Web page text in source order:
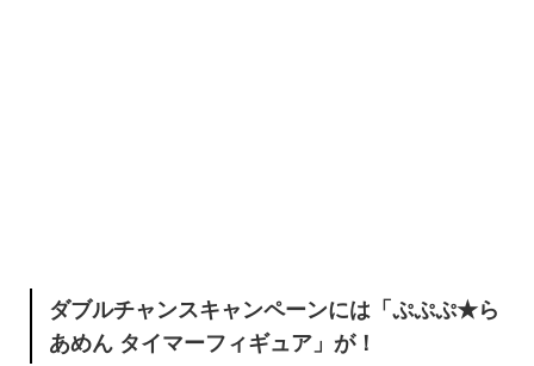
ダブルチャンスキャンペーンには「ぷぷぷ★ら
あめん タイマーフィギュア 」が！